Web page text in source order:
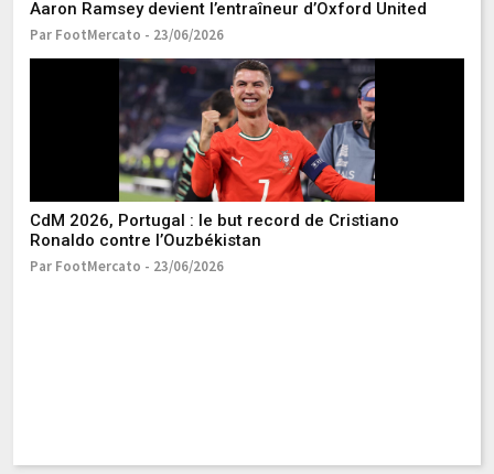
Aaron Ramsey devient l’entraîneur d’Oxford United
Par FootMercato - 23/06/2026
CdM 2026, Portugal : le but record de Cristiano
Ronaldo contre l’Ouzbékistan
Par FootMercato - 23/06/2026